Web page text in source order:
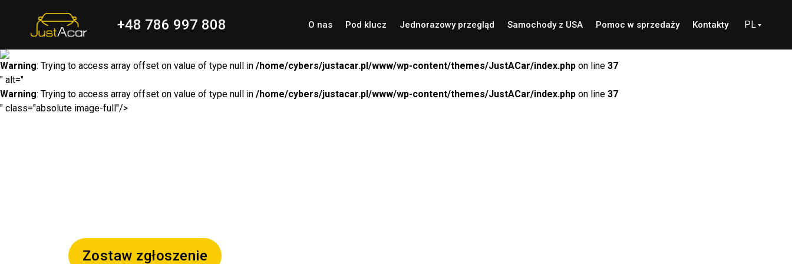
O nas Pod klucz Jednorazowy przegląd Samochody z USA Pomoc w sprzedaży Kontakty
+48 786 997 808 PL
Warning: Trying to access array offset on value of type null in /home/cybers/justacar.pl/www/wp-content/themes/JustACar/index.php on line 37
" alt="
Warning: Trying to access array offset on value of type null in /home/cybers/justacar.pl/www/wp-content/themes/JustACar/index.php on line 37
" class="absolute image-full"/>
Zostaw zgłoszenie